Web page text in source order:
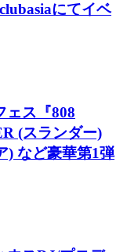
にてイベ
ェス『808
(スランダー)
) など豪華第1弾